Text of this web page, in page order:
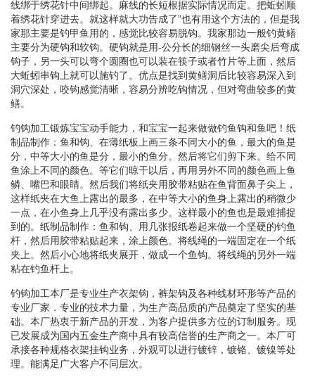
线绑于绣花针中间绑起。麻线的长短根据实际情况而定。把蚯蚓顺
着绣花针穿进去。就这样就大功告成了”也有用这个方法的，但是我
家那主要是钓甲鱼用的，感觉比较容易脱钩。我家那边一般钓黄鳝
主要分为硬钩和软钩。硬钩就是用-公分长的细钢丝一头磨尖后弯成
钩子，另一头可以弯个圆圈也可以装在筷子或者竹片等上面，然后
大蚯蚓串钩上就可以施钓了。优点是找到黄鳝洞后比较容易深入到
洞穴深处，咬钩感觉清晰，容易分辨吃钩情况，但对弯曲较多的黄
鳝。
钓钩加工锻炼宝宝动手能力，和宝宝一起来做做钓鱼钩和鱼吧！纸
制品制作：鱼和钩、在薄纸板上画三条不同大小的鱼，最大的鱼是
分，中等大小的鱼是分，最小的鱼分。然后将它们剪下来。给不同
鱼涂上不同的颜色。等它们晾干以后，再用另外不同的颜色画上鱼
鳞、嘴巴和眼睛。然后我们将纸夹用胶带粘贴在鱼背面鼻子尖上，
这样纸夹在大鱼上露出的最多，在中等大小的鱼身上露出的稍微少
一点，在小鱼身上几乎没有露出多少。这样最小的鱼也是最难捕捉
到的。纸制品制作：鱼和钩、用几张报纸卷起来做一个坚硬的钓鱼
杆，然后用胶带粘贴起来，涂上颜色。将线绳的一端固定在一个纸
夹上。然后小心地将纸夹展开，做成一个鱼钩。将线绳的另外一端
粘在钓鱼杆上。
钓钩加工本厂是专业生产衣架钩，裤架钩及各种线材环形等产品的
专业厂家．专业的技术力量，为生产高品质的产品奠定了坚实的基
础。本厂热衷于新产品的开发，为客户提供多方位的订制服务。现
已发展成为国内五金生产商中具有较高信誉的生产商之一。本厂可
承接各种规格衣架挂钩业务，外观可以进行镀锌，镀铬、镀镍等处
理。能满足广大客户不同层次。